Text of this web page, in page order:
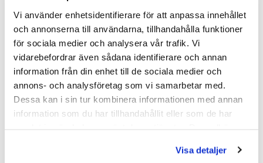
Vi använder enhetsidentifierare för att anpassa innehållet
och annonserna till användarna, tillhandahålla funktioner
för sociala medier och analysera vår trafik. Vi
vidarebefordrar även sådana identifierare och annan
information från din enhet till de sociala medier och
annons- och analysföretag som vi samarbetar med.
Dessa kan i sin tur kombinera informationen med annan
information som du har tillhandahållit eller som de har
Visa detaljer
Huskvarna
Gränna Eltjänst
Grännavägen 22
561 34 Huskvarna